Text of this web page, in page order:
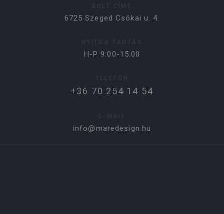
6725 Szeged Csókai u. 4.
H-P 9:00-15:00
+36 70 254 14 54
info@maredesign.hu